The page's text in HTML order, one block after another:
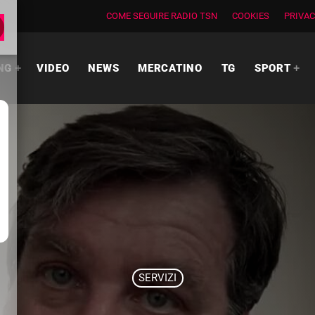
COME SEGUIRE RADIO TSN COOKIES
VIDEO NEWS MERCATINO TG SPORT
SERVIZI